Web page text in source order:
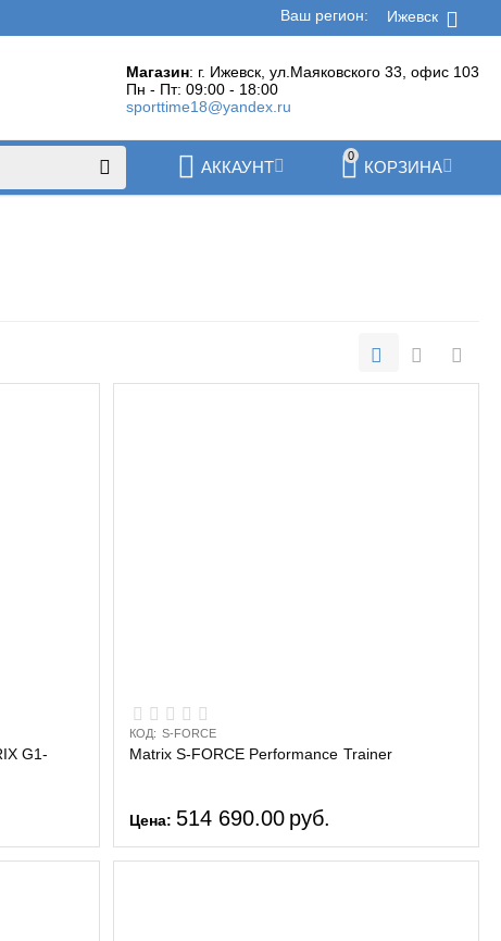
Ижевск
Ваш регион:
Магазин: г. Ижевск, ул.Маяковского 33, офис 103
Пн - Пт: 09:00 - 18:00
sporttime18@yandex.ru
0
КОРЗИНА
АККАУНТ
G1-
КОД: S-FORCE
Matrix S-FORCE Performance Trainer
Цена: 514 690.00 руб.